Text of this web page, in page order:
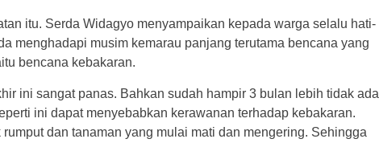
itu. Serda Widagyo menyampaikan kepada warga selalu hati-
menghadapi musim kemarau panjang terutama bencana yang
bencana kebakaran.
ini sangat panas. Bahkan sudah hampir 3 bulan lebih tidak ada
ini dapat menyebabkan kerawanan terhadap kebakaran.
rumput dan tanaman yang mulai mati dan mengering. Sehingga